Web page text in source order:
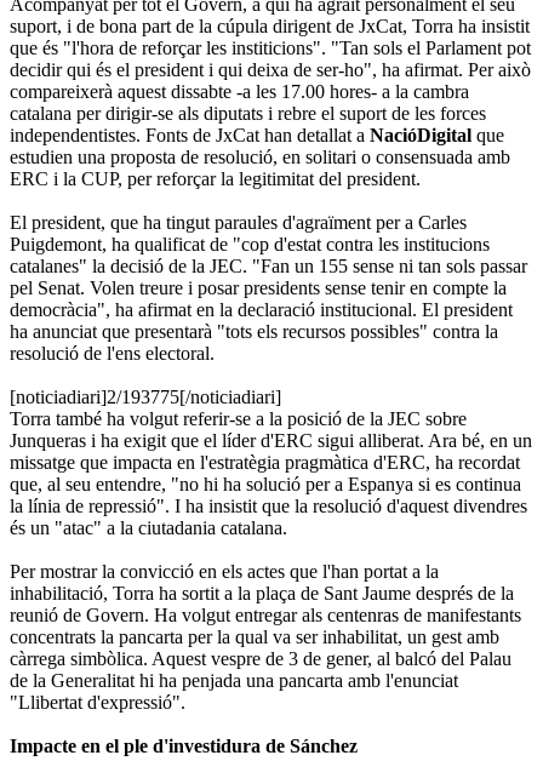
suport, i de bona part de la cúpula dirigent de JxCat, Torra ha insistit
que és "l'hora de reforçar les institicions". "Tan sols el Parlament pot
decidir qui és el president i qui deixa de ser-ho", ha afirmat. Per això
compareixerà aquest dissabte -a les 17.00 hores- a la cambra
catalana per dirigir-se als diputats i rebre el suport de les forces
independentistes. Fonts de JxCat han detallat a NacióDigital que
estudien una proposta de resolució, en solitari o consensuada amb
ERC i la CUP, per reforçar la legitimitat del president.
El president, que ha tingut paraules d'agraïment per a Carles
Puigdemont, ha qualificat de "cop d'estat contra les institucions
catalanes" la decisió de la JEC. "Fan un 155 sense ni tan sols passar
pel Senat. Volen treure i posar presidents sense tenir en compte la
democràcia", ha afirmat en la declaració institucional. El president
ha anunciat que presentarà "tots els recursos possibles" contra la
resolució de l'ens electoral.
[noticiadiari]2/193775[/noticiadiari]
Torra també ha volgut referir-se a la posició de la JEC sobre
Junqueras i ha exigit que el líder d'ERC sigui alliberat. Ara bé, en un
missatge que impacta en l'estratègia pragmàtica d'ERC, ha recordat
que, al seu entendre, "no hi ha solució per a Espanya si es continua
la línia de repressió". I ha insistit que la resolució d'aquest divendres
és un "atac" a la ciutadania catalana.
Per mostrar la convicció en els actes que l'han portat a la
inhabilitació, Torra ha sortit a la plaça de Sant Jaume després de la
reunió de Govern. Ha volgut entregar als centenras de manifestants
concentrats la pancarta per la qual va ser inhabilitat, un gest amb
càrrega simbòlica. Aquest vespre de 3 de gener, al balcó del Palau
de la Generalitat hi ha penjada una pancarta amb l'enunciat
"Llibertat d'expressió".
Impacte en el ple d'investidura de Sánchez